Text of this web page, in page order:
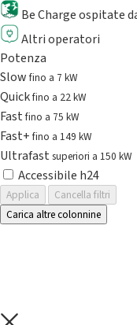
Be Charge ospitate
Altri operatori
Potenza
Slowfino a 7 kW
Quickfino a 22 kW
Fastfino a 75 kW
Fast+fino a 149 kW
Ultrafast superiori a 150 kW
Accessibile h24
Applica
Cancella filtri
Carica altre colonnine